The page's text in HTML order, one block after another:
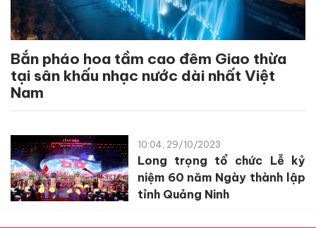
Bắn pháo hoa tầm cao đêm Giao thừa
tại sân khấu nhạc nước dài nhất Việt
Nam
10:04, 29/10/2023
Long trọng tổ chức Lễ kỷ
niệm 60 năm Ngày thành lập
tỉnh Quảng Ninh